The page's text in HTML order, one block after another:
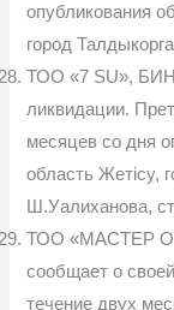
опубликования
город
ТОО «7 SU»,
ликвидации.
месяцев со дня
область Жетісу,
Ш.Уалиханова,
ТОО «МАСТЕР
сообщает о
течение двух